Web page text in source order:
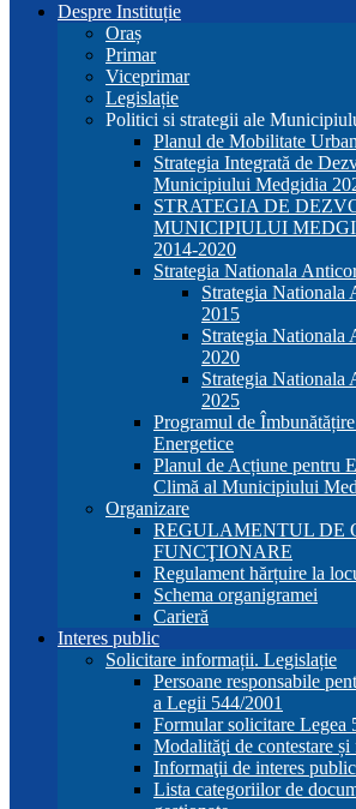
Despre Instituție
Oraș
Primar
Viceprimar
Legislație
Politici si strategii ale
Planul de Mobilitate
Strategia Integrată de
Municipiului Medgidia
STRATEGIA DE
MUNICIPIULUI
2014-2020
Strategia Nationala
Strategia Nationala
2015
Strategia Nationala
2020
Strategia Nationala
2025
Programul de
Energetice
Planul de Acțiune pentru
Climă al Municipiului
Organizare
REGULAMENTUL DE
FUNCŢIONARE
Regulament hărțuire la
Schema organigramei
Carieră
Interes public
Solicitare informații. Legislație
Persoane responsabile
a Legii 544/2001
Formular solicitare Legea
Modalităţi de contestare
Informaţii de interes
Lista categoriilor de